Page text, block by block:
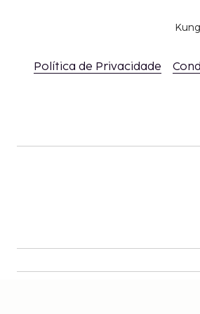
Política de Privacidade